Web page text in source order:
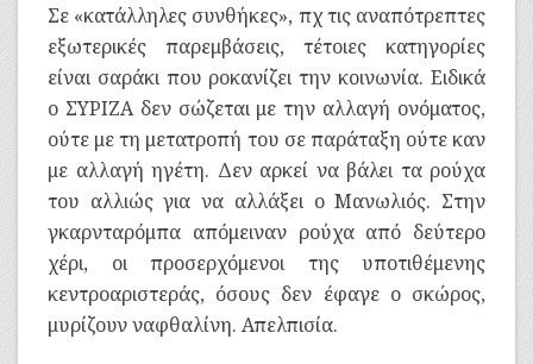
Σε «κατάλληλες συνθήκες», πχ τις αναπότρεπτες
εξωτερικές παρεμβάσεις, τέτοιες κατηγορίες
είναι σαράκι που ροκανίζει την κοινωνία. Ειδικά
ο ΣΥΡΙΖΑ δεν σώζεται με την αλλαγή ονόματος,
ούτε με τη μετατροπή του σε παράταξη ούτε καν
με αλλαγή ηγέτη. Δεν αρκεί να βάλει τα ρούχα
του αλλιώς για να αλλάξει ο Μανωλιός. Στην
γκαρνταρόμπα απόμειναν ρούχα από δεύτερο
χέρι, οι προσερχόμενοι της υποτιθέμενης
κεντροαριστεράς, όσους δεν έφαγε ο σκώρος,
μυρίζουν ναφθαλίνη. Απελπισία.